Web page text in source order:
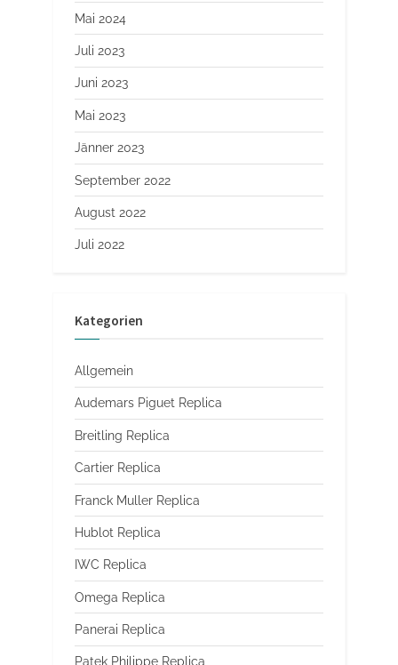
Mai 2024
Juli 2023
Juni 2023
Mai 2023
Jänner 2023
September 2022
August 2022
Juli 2022
Kategorien
Allgemein
Audemars Piguet Replica
Breitling Replica
Cartier Replica
Franck Muller Replica
Hublot Replica
IWC Replica
Omega Replica
Panerai Replica
Patek Philippe Replica